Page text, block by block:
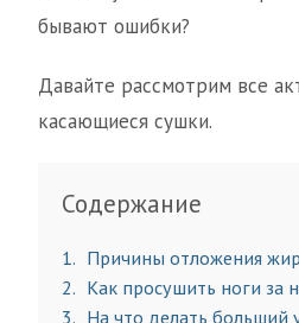
бывают ошибки?
Давайте рассмотрим все
касающиеся сушки.
Содержание
1
Причины отложения
2
Как просушить ноги за
3
На что делать больший